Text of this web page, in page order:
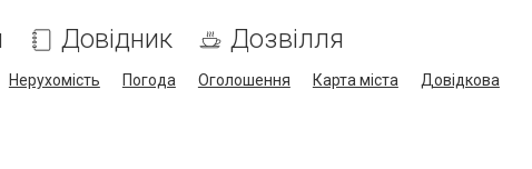
Довідник Дозвілля
Нерухомість Погода Оголошення Карта міста Довідкова